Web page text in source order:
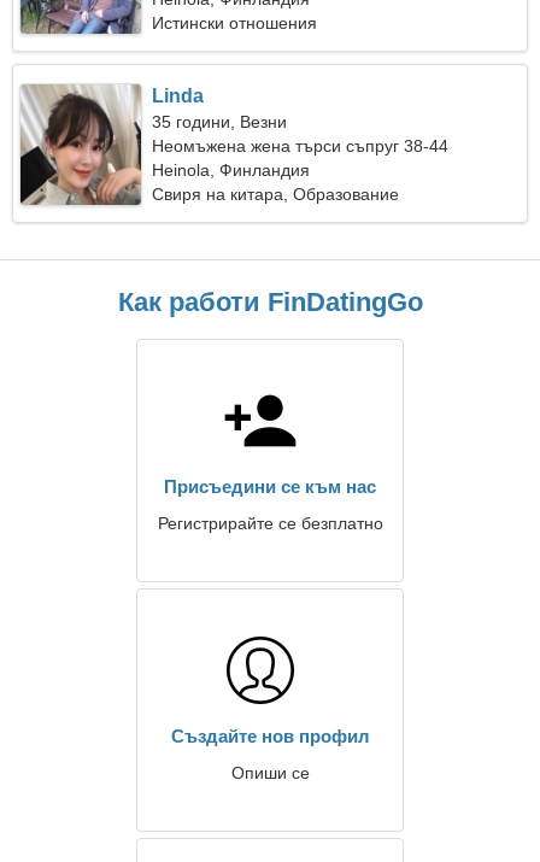
Истински отношения
Linda
35 години, Везни
Неомъжена жена търси съпруг 38-44
Heinola, Финландия
Свиря на китара, Образование
Как работи FinDatingGo
Присъедини се към нас
Регистрирайте се безплатно
Създайте нов профил
Опиши се